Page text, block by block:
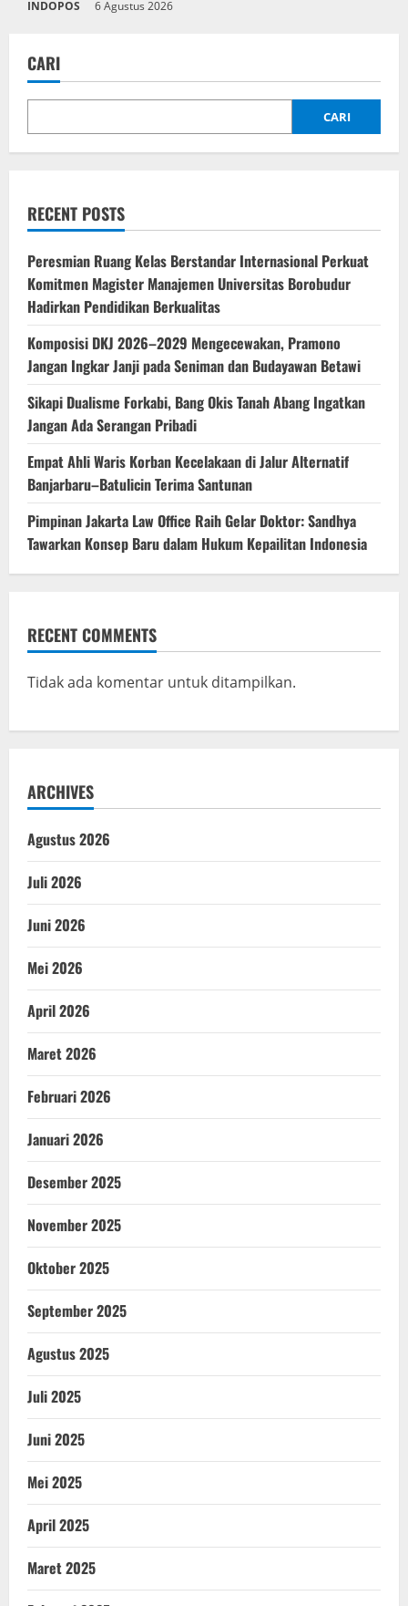
INDOPOS 6 Agustus 2026
CARI
CARI
RECENT POSTS
Peresmian Ruang Kelas Berstandar Internasional Perkuat
Komitmen Magister Manajemen Universitas Borobudur
Hadirkan Pendidikan Berkualitas
Komposisi DKJ 2026–2029 Mengecewakan, Pramono
Jangan Ingkar Janji pada Seniman dan Budayawan Betawi
Sikapi Dualisme Forkabi, Bang Okis Tanah Abang Ingatkan
Jangan Ada Serangan Pribadi
Empat Ahli Waris Korban Kecelakaan di Jalur Alternatif
Banjarbaru–Batulicin Terima Santunan
Pimpinan Jakarta Law Office Raih Gelar Doktor: Sandhya
Tawarkan Konsep Baru dalam Hukum Kepailitan Indonesia
RECENT COMMENTS
Tidak ada komentar untuk ditampilkan.
ARCHIVES
Agustus 2026
Juli 2026
Juni 2026
Mei 2026
April 2026
Maret 2026
Februari 2026
Januari 2026
Desember 2025
November 2025
Oktober 2025
September 2025
Agustus 2025
Juli 2025
Juni 2025
Mei 2025
April 2025
Maret 2025